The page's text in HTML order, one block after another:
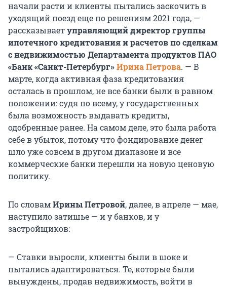
начали расти и клиенты пытались заскочить в
уходящий поезд еще по решениям 2021 года, —
рассказываетуправляющий директор группы
ипотечного кредитования и расчетов по сделкам
с недвижимостью Департамента продуктов ПАО
«Банк «Санкт-Петербург»Ирина Петрова. — В
марте, когда активная фаза кредитования
осталась в прошлом, не все банки были в равном
положении: судя по всему, у государственных
была возможность выдавать кредиты,
одобренные ранее. На самом деле, это была работа
себе в убыток, потому что фондирование денег
шло уже совсем в другом диапазоне и все
коммерческие банки перешли на новую ценовую
политику.
По словамИрины Петровой, далее, в апреле — мае,
наступило затишье — и у банков, и у
застройщиков:
— Ставки выросли, клиенты были в шоке и
пытались адаптироваться. Те, которые были
вынуждены, продав недвижимость, войти в